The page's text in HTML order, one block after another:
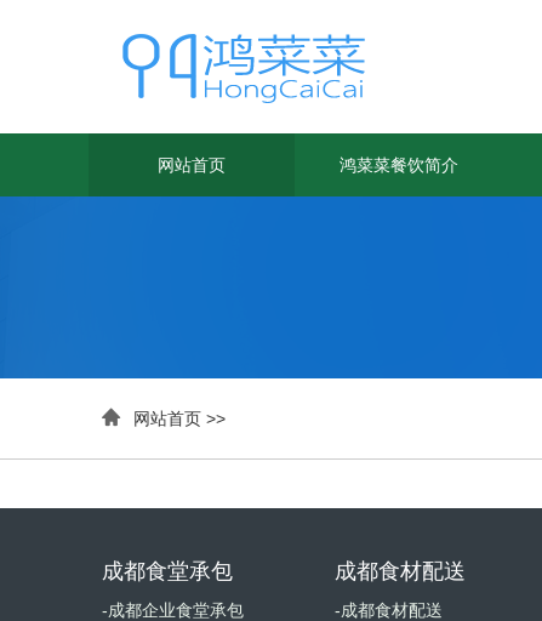
网站首页 鸿菜菜餐饮简介
 网站首页 >>
成都食堂承包
-成都企业食堂承包
成都食材配送
-成都食材配送